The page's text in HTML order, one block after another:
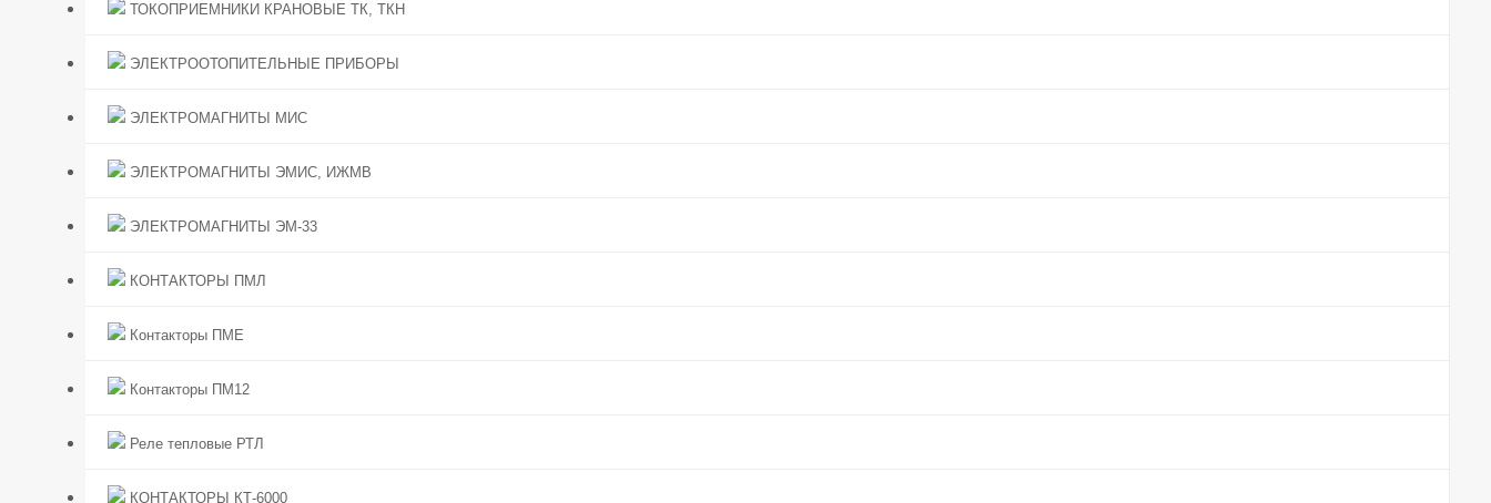
ТОКОПРИЕМНИКИ КРАНОВЫЕ ТК, ТКН
ЭЛЕКТРООТОПИТЕЛЬНЫЕ ПРИБОРЫ
ЭЛЕКТРОМАГНИТЫ МИС
ЭЛЕКТРОМАГНИТЫ ЭМИС, ИЖМВ
ЭЛЕКТРОМАГНИТЫ ЭМ-33
КОНТАКТОРЫ ПМЛ
Контакторы ПМЕ
Контакторы ПМ12
Реле тепловые РТЛ
КОНТАКТОРЫ КТ-6000